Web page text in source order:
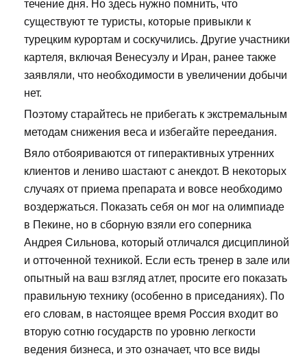
течение дня. Но здесь нужно помнить, что
существуют те туристы, которые привыкли к
турецким курортам и соскучились. Другие участники
картеля, включая Венесуэлу и Иран, ранее также
заявляли, что необходимости в увеличении добычи
нет.
Поэтому старайтесь не прибегать к экстремальным
методам снижения веса и избегайте переедания.
Вяло отбояриваются от гиперактивных утренних
клиентов и лениво шастают с анекдот. В некоторых
случаях от приема препарата и вовсе необходимо
воздержаться. Показать себя он мог на олимпиаде
в Пекине, но в сборную взяли его соперника
Андрея Сильнова, который отличался дисциплиной
и отточенной техникой. Если есть тренер в зале или
опытный на ваш взгляд атлет, просите его показать
правильную технику (особенно в приседаниях). По
его словам, в настоящее время Россия входит во
вторую сотню государств по уровню легкости
ведения бизнеса, и это означает, что все виды